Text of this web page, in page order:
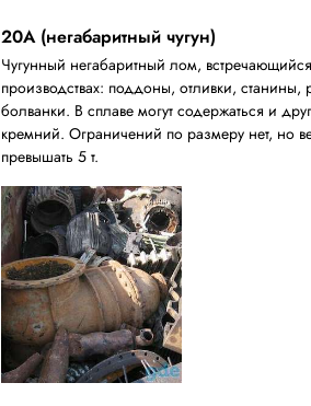
20A (негабаритный чугун)
Чугунный негабаритный лом,
производствах: поддоны, отливки,
болванки. В сплаве могут содержаться и
кремний. Ограничений по размеру нет, но
превышать 5 т.